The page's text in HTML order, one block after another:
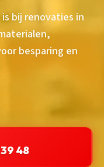
bij renovaties in
besparing en
48